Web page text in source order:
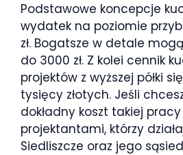
Podstawowe koncepcje
wydatek na poziomie
zł. Bogatsze w detale
do 3000 zł. Z kolei cennik
projektów z wyższej półki
tysięcy złotych. Jeśli
dokładny koszt takiej
projektantami, którzy
Siedliszcze oraz jego